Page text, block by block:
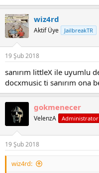
wiz4rd
Aktif Üye JailbreakTR
19 Şub 2018
sanırım littleX ile uyumlu
docxmusic ti sanırım ona
gokmenecer
VelenzA Administrator
19 Şub 2018
wiz4rd: